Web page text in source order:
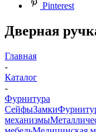
Pinterest
Дверная
Главная
-
Каталог
-
Фурнитура
СейфыЗамки
механизмы